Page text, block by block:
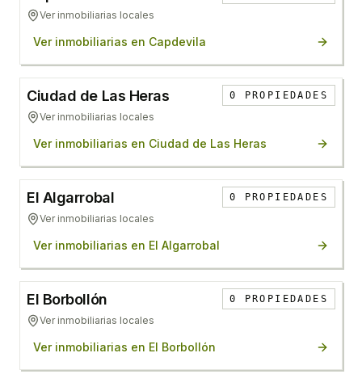
Ver inmobiliarias locales
Ver inmobiliarias en Capdevila
Ciudad de Las Heras
Ver inmobiliarias locales
0 PROPIEDADES
Ver inmobiliarias en Ciudad de Las Heras
El Algarrobal
Ver inmobiliarias locales
0 PROPIEDADES
Ver inmobiliarias en El Algarrobal
El Borbollón
Ver inmobiliarias locales
0 PROPIEDADES
Ver inmobiliarias en El Borbollón